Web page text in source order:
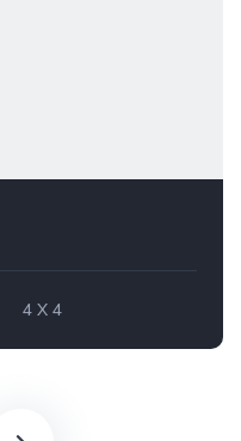
4 X 4